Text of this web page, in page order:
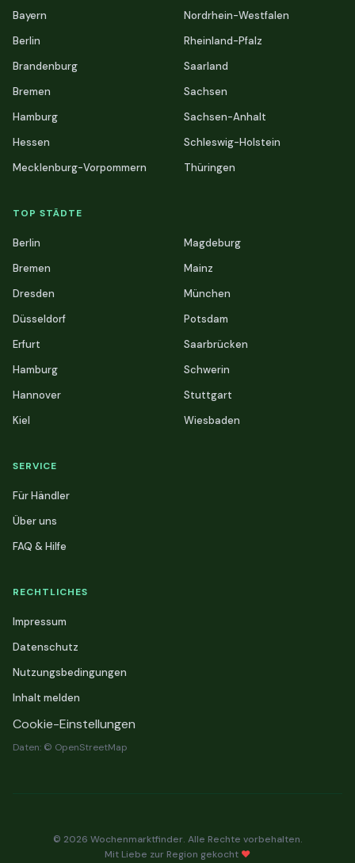
Bayern
Berlin
Brandenburg
Bremen
Hamburg
Hessen
Mecklenburg-Vorpommern
Nordrhein-Westfalen
Rheinland-Pfalz
Saarland
Sachsen
Sachsen-Anhalt
Schleswig-Holstein
Thüringen
TOP STÄDTE
Berlin
Bremen
Dresden
Düsseldorf
Erfurt
Hamburg
Hannover
Kiel
Magdeburg
Mainz
München
Potsdam
Saarbrücken
Schwerin
Stuttgart
Wiesbaden
SERVICE
Für Händler
Über uns
FAQ & Hilfe
RECHTLICHES
Impressum
Datenschutz
Nutzungsbedingungen
Inhalt melden
Cookie-Einstellungen
Daten: © OpenStreetMap
© 2026 Wochenmarktfinder. Alle Rechte vorbehalten.
Mit Liebe zur Region gekocht ❤